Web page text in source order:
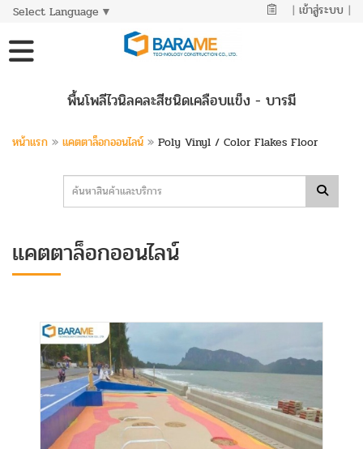
Select Language ▼ | เข้าสู่ระบบ |
พื้นโพลีไวนิลคละสีชนิดเคลือบแข็ง - บารมี
หน้าแรก » แคตตาล็อกออนไลน์ » Poly Vinyl / Color Flakes Floor
แคตตาล็อกออนไลน์